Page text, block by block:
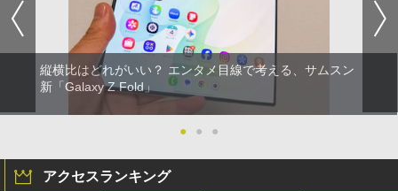
縦横比はどれがいい？ エンタメ目線で考える、サムスン
新「Galaxy Z Fold」
● ● ●
アクセスランキング